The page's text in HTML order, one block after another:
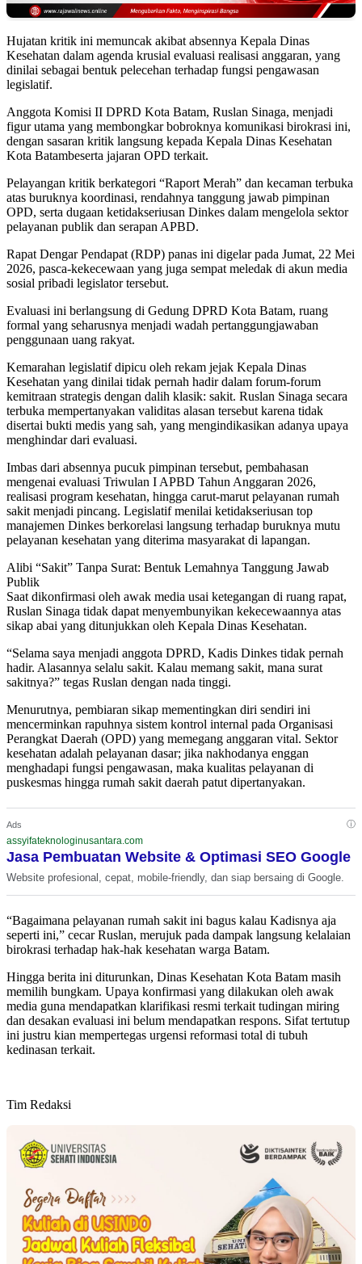
Hujatan kritik ini memuncak akibat absennya Kepala Dinas
Kesehatan dalam agenda krusial evaluasi realisasi anggaran, yang
dinilai sebagai bentuk pelecehan terhadap fungsi pengawasan
legislatif.
Anggota Komisi II DPRD Kota Batam, Ruslan Sinaga, menjadi
figur utama yang membongkar bobroknya komunikasi birokrasi ini,
dengan sasaran kritik langsung kepada Kepala Dinas Kesehatan
Kota Batambeserta jajaran OPD terkait.
Pelayangan kritik berkategori “Raport Merah” dan kecaman terbuka
atas buruknya koordinasi, rendahnya tanggung jawab pimpinan
OPD, serta dugaan ketidakseriusan Dinkes dalam mengelola sektor
pelayanan publik dan serapan APBD.
Rapat Dengar Pendapat (RDP) panas ini digelar pada Jumat, 22 Mei
2026, pasca-kekecewaan yang juga sempat meledak di akun media
sosial pribadi legislator tersebut.
Evaluasi ini berlangsung di Gedung DPRD Kota Batam, ruang
formal yang seharusnya menjadi wadah pertanggungjawaban
penggunaan uang rakyat.
Kemarahan legislatif dipicu oleh rekam jejak Kepala Dinas
Kesehatan yang dinilai tidak pernah hadir dalam forum-forum
kemitraan strategis dengan dalih klasik: sakit. Ruslan Sinaga secara
terbuka mempertanyakan validitas alasan tersebut karena tidak
disertai bukti medis yang sah, yang mengindikasikan adanya upaya
menghindar dari evaluasi.
Imbas dari absennya pucuk pimpinan tersebut, pembahasan
mengenai evaluasi Triwulan I APBD Tahun Anggaran 2026,
realisasi program kesehatan, hingga carut-marut pelayanan rumah
sakit menjadi pincang. Legislatif menilai ketidakseriusan top
manajemen Dinkes berkorelasi langsung terhadap buruknya mutu
pelayanan kesehatan yang diterima masyarakat di lapangan.
Alibi “Sakit” Tanpa Surat: Bentuk Lemahnya Tanggung Jawab
Publik
Saat dikonfirmasi oleh awak media usai ketegangan di ruang rapat,
Ruslan Sinaga tidak dapat menyembunyikan kekecewaannya atas
sikap abai yang ditunjukkan oleh Kepala Dinas Kesehatan.
“Selama saya menjadi anggota DPRD, Kadis Dinkes tidak pernah
hadir. Alasannya selalu sakit. Kalau memang sakit, mana surat
sakitnya?” tegas Ruslan dengan nada tinggi.
Menurutnya, pembiaran sikap mementingkan diri sendiri ini
mencerminkan rapuhnya sistem kontrol internal pada Organisasi
Perangkat Daerah (OPD) yang memegang anggaran vital. Sektor
kesehatan adalah pelayanan dasar; jika nakhodanya enggan
menghadapi fungsi pengawasan, maka kualitas pelayanan di
puskesmas hingga rumah sakit daerah patut dipertanyakan.
Ads ⓘ
assyifateknologinusantara.com
Jasa Pembuatan Website & Optimasi SEO Google
Website profesional, cepat, mobile-friendly, dan siap bersaing di Google.
“Bagaimana pelayanan rumah sakit ini bagus kalau Kadisnya aja
seperti ini,” cecar Ruslan, merujuk pada dampak langsung kelalaian
birokrasi terhadap hak-hak kesehatan warga Batam.
Hingga berita ini diturunkan, Dinas Kesehatan Kota Batam masih
memilih bungkam. Upaya konfirmasi yang dilakukan oleh awak
media guna mendapatkan klarifikasi resmi terkait tudingan miring
dan desakan evaluasi ini belum mendapatkan respons. Sifat tertutup
ini justru kian mempertegas urgensi reformasi total di tubuh
kedinasan terkait.
Tim Redaksi